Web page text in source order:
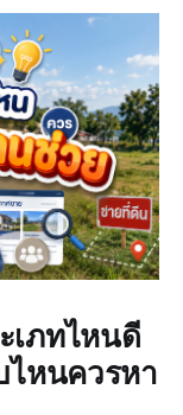
เภทไหนดี
ไหนควรหา